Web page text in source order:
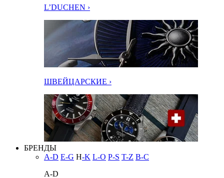
L’DUCHEN ›
ШВЕЙЦАРСКИЕ ›
БРЕНДЫ
A-D E-G H-K L-O P-S T-Z В-С
A-D